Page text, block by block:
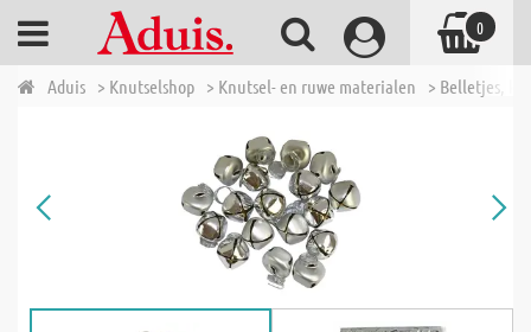
Aduis > Knutselshop > Knutsel- en ruwe materialen > Belletjes,
0